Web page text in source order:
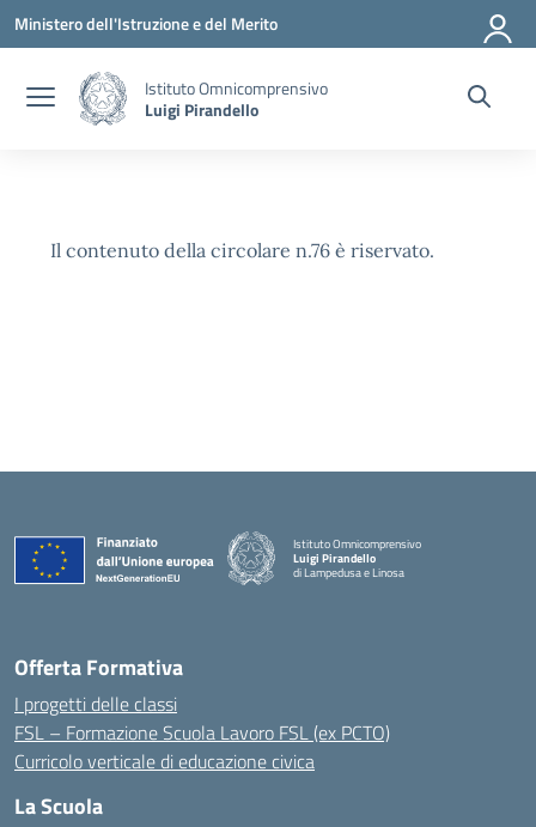
Vai ai contenuti
Vai al menu di navigazione
Vai al footer
Ministero dell'Istruzione e del Merito
Istituto Omnicomprensivo
Luigi Pirandello
Il contenuto della circolare n.76 è riservato.
Istituto Omnicomprensivo
Luigi Pirandello
di Lampedusa e Linosa
Offerta Formativa
I progetti delle classi
FSL – Formazione Scuola Lavoro FSL (ex PCTO)
Curricolo verticale di educazione civica
La Scuola